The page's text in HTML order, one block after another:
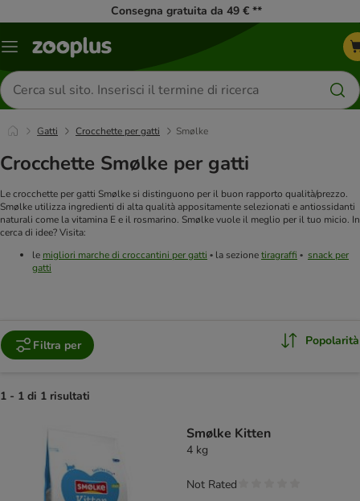
Consegna gratuita da 49 € **
Overview
Cerca
prodotti
Gatti Crocchette per gatti Smølke
Crocchette Smølke per gatti
Le crocchette per gatti Smølke si distinguono per il buon rapporto qualità/prezzo.
Smølke utilizza ingredienti di alta qualità appositamente selezionati e antiossidanti
naturali come la vitamina E e il rosmarino. Smølke vuole il meglio per il tuo micio. In
cerca di idee? Visita:
le migliori marche di croccantini per gatti • la sezionetiragraffi • snack per
gatti
Filtra per Popolarità
1 - 1 di 1 risultati
Smølke Kitten
4 kg
Not Rated